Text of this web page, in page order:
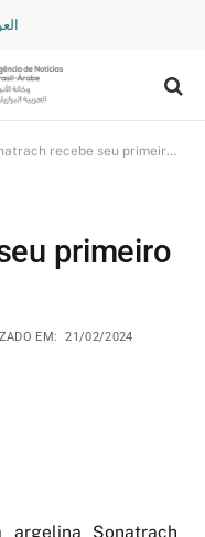
recebe seu primeiro superpetroleiro
primeiro
EM:
21/02/2024
Sonatrach